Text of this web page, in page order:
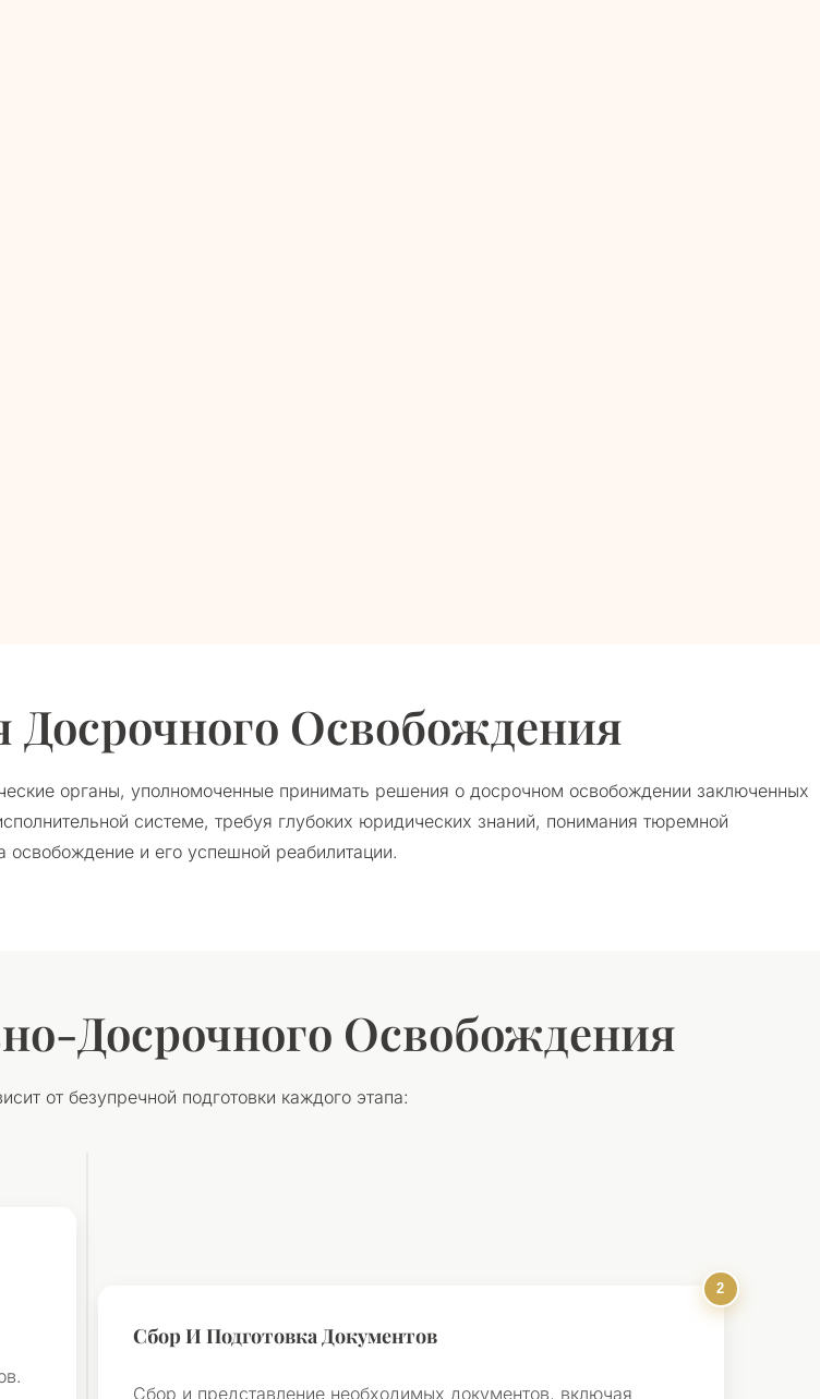
Освобождения
органы, уполномоченные принимать решения о досрочном освобождении заключенных
системе, требуя глубоких юридических знаний, понимания тюремной
и его успешной реабилитации.
Досрочного Освобождения
от безупречной подготовки каждого этапа:
Сбор И Подготовка Документов
Сбор и представление необходимых документов, включая